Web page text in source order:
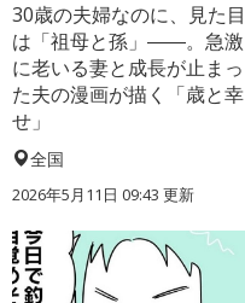
30歳の夫婦なのに、見た目
は「祖母と孫」――。急激
に老いる妻と成長が止まっ
た夫の漫画が描く「歳と幸
せ」
全国
2026年5月11日 09:43 更新